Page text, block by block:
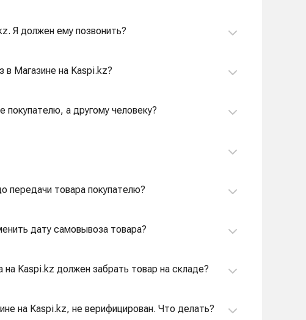
Я должен ему позвонить?
в Магазине на Kaspi.kz?
а другому человеку?
передачи товара покупателю?
дату самовывоза товара?
на Kaspi.kz должен забрать товар на складе?
на Kaspi.kz, не верифицирован. Что делать?